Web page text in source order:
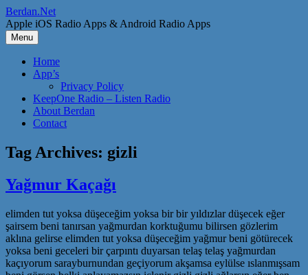
Skip
to
content
Berdan.Net
Apple iOS Radio Apps & Android Radio Apps
Menu
Home
App’s
Privacy Policy
KeepOne Radio – Listen Radio
About Berdan
Contact
Tag Archives: gizli
Yağmur Kaçağı
elimden tut yoksa düşeceğim yoksa bir bir yıldızlar düşecek eğer
şairsem beni tanırsan yağmurdan korktuğumu bilirsen gözlerim
aklına gelirse elimden tut yoksa düşeceğim yağmur beni götürecek
yoksa beni geceleri bir çarpıntı duyarsan telaş telaş yağmurdan
kaçıyorum sarayburnundan geçiyorum akşamsa eylülse ıslanmışsam